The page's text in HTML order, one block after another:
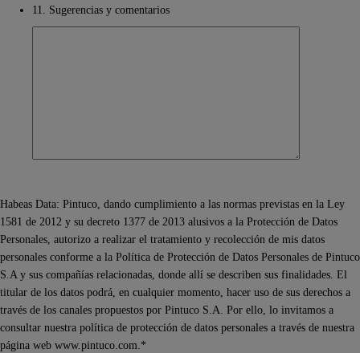
11. Sugerencias y comentarios
Habeas Data: Pintuco, dando cumplimiento a las normas previstas en la Ley
1581 de 2012 y su decreto 1377 de 2013 alusivos a la Protección de Datos
Personales, autorizo a realizar el tratamiento y recolección de mis datos
personales conforme a la Política de Protección de Datos Personales de Pintuco
S.A y sus compañías relacionadas, donde allí se describen sus finalidades. El
titular de los datos podrá, en cualquier momento, hacer uso de sus derechos a
través de los canales propuestos por Pintuco S.A. Por ello, lo invitamos a
consultar nuestra política de protección de datos personales a través de nuestra
página web www.pintuco.com.*